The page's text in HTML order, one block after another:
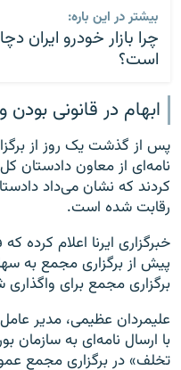
بیشتر در این باره:
چرا بازار خودرو ایران
است؟
ابهام در قانونی بودن
پس از گذشت یک روز از
نامه‌ای از معاون
کردند که نشان‌ می‌داد
رقابت شده است.
خبرگزاری‌ ایرنا اعلام
پیش از برگزاری مجمع به
برگزاری مجمع برای
علیمردان عظیمی، مدیر
با ارسال نا‌مه‌‌ای به سازمان
تخلف» در برگزاری مجمع